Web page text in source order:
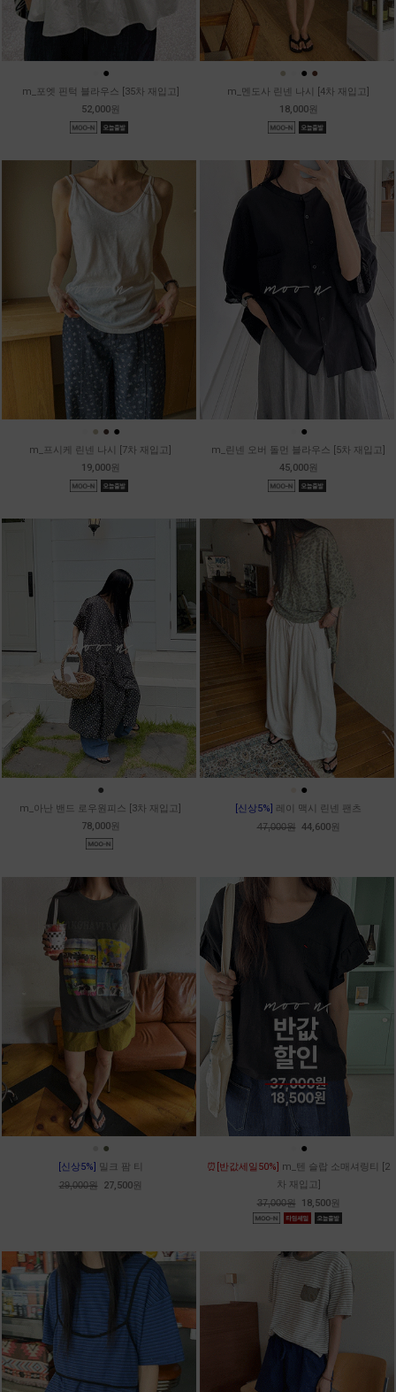
●
m_포엣 핀턱 블라우스 [35차 재입고]
52,000원
● ● ●
m_멘도사 린넨 나시 [4차 재입고]
18,000원
● ● ●
m_프시케 린넨 나시 [7차 재입고]
19,000원
●
m_린넨 오버 돌먼 블라우스 [5차 재입고]
45,000원
●
m_아난 밴드 로우원피스 [3차 재입고]
78,000원
●
[신상5%] 레이 맥시 린넨 팬츠
47,000원 44,600원
●
[신상5%] 밀크 팜 티
29,000원 27,500원
●
⏰[반값세일50%] m_텐 슬랍 소매셔링티 [2
차 재입고]
37,000원 18,500원